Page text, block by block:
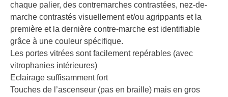
chaque palier, des contremarches contrastées, nez-de-
marche contrastés visuellement et/ou agrippants et la
première et la dernière contre-marche est identifiable
grâce à une couleur spécifique.
Les portes vitrées sont facilement repérables (avec
vitrophanies intérieures)
Eclairage suffisamment fort
Touches de l’ascenseur (pas en braille) mais en gros